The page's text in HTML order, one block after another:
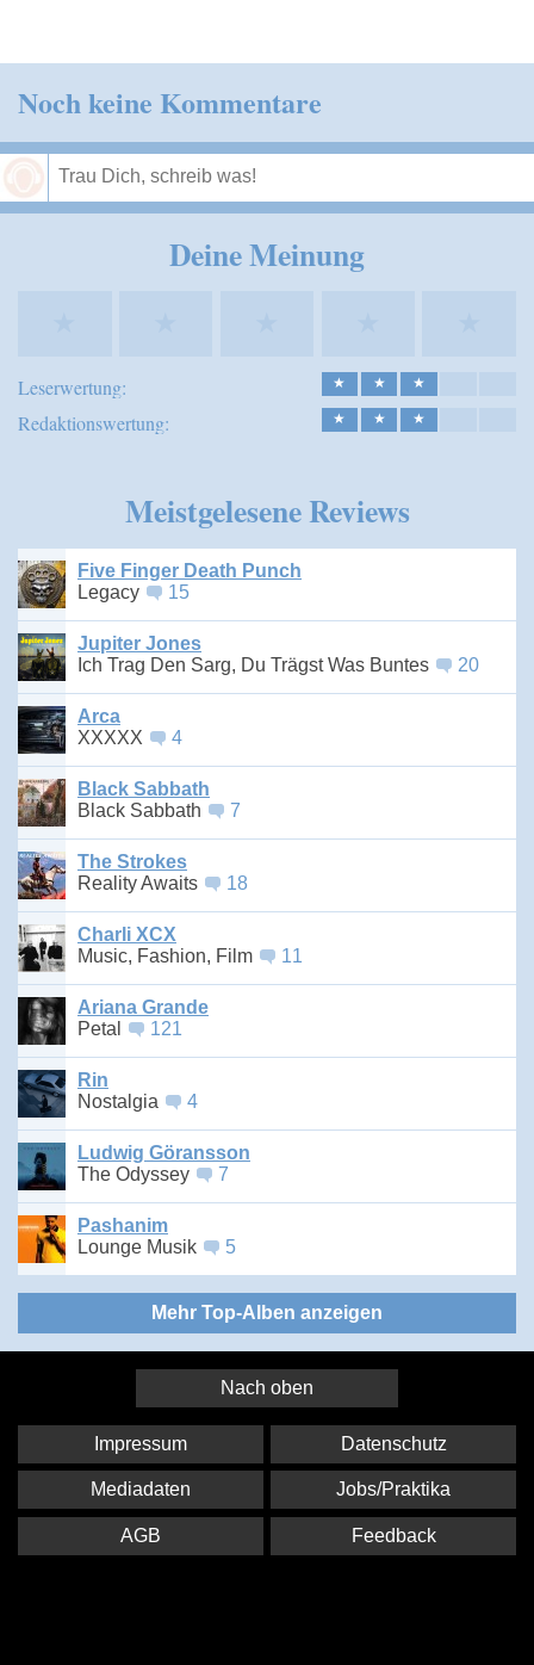
Noch keine Kommentare
Deine Meinung
Leserwertung: ★ ★ ★
Redaktionswertung: ★ ★ ★
Meistgelesene Reviews
Five Finger Death Punch
Legacy
15
Jupiter Jones
Ich Trag Den Sarg, Du Trägst Was Buntes
20
Arca
XXXXX
4
Black Sabbath
Black Sabbath
7
The Strokes
Reality Awaits
18
Charli XCX
Music, Fashion, Film
11
Ariana Grande
Petal
121
Rin
Nostalgia
4
Ludwig Göransson
The Odyssey
7
Pashanim
Lounge Musik
5
Mehr Top-Alben anzeigen
Nach oben
Impressum Datenschutz
Mediadaten Jobs/Praktika
AGB Feedback